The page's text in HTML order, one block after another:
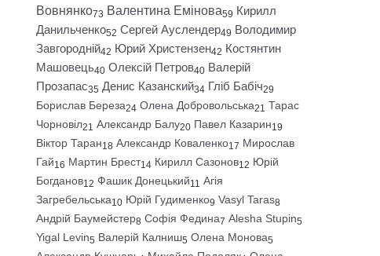
Вовнянко73 Валентина Емінова59 Кирилл
Данильченко52 Сергей Ауслендер49 Володимир
Завгородній42 Юрий Христензен42 Костянтин
Машовець40 Олексій Петров40 Валерій
Прозапас35 Денис Казанский34 Гліб Бабіч29
Борислав Береза24 Олена Добровольська21 Тарас
Чорновіл21 Александр Балу20 Павел Казарин19
Віктор Таран18 Александр Коваленко17 Мирослав
Гай16 Мартин Брест14 Кирилл Сазонов12 Юрій
Богданов12 Фашик Донецький11 Агія
Загребельська10 Юрій Гудименко9 Vasyl Taras8
Андрій Баумейстер8 Софія Федина7 Alesha Stupin5
Yigal Levin5 Валерій Калниш5 Олена Монова5